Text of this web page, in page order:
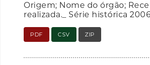
Origem; Nome do órgão;
realizada._ Série histórica
PDF CSV ZIP